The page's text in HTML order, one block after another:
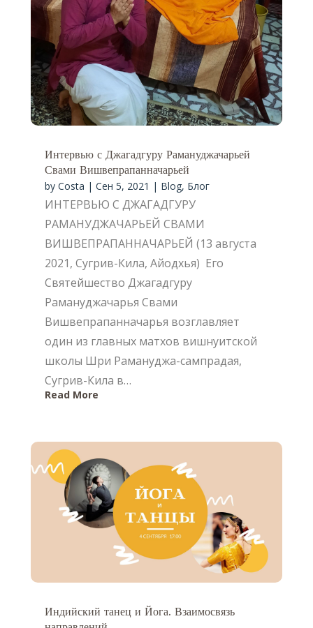
Интервью с Джагадгуру Рамануджачарьей
Свами Вишвепрапанначарьей
by Costa | Сен 5, 2021 | Blog, Блог
ИНТЕРВЬЮ С ДЖАГАДГУРУ
РАМАНУДЖАЧАРЬЕЙ СВАМИ
ВИШВЕПРАПАННАЧАРЬЕЙ (13 августа
2021, Сугрив-Кила, Айодхья) Его
Святейшество Джагадгуру
Рамануджачарья Свами
Вишвепрапанначарья возглавляет
один из главных матхов вишнуитской
школы Шри Рамануджа-сампрадая,
Сугрив-Кила в…
Read More
Индийский танец и Йога. Взаимосвязь